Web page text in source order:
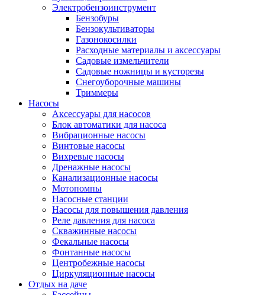
Электробензоинструмент
Бензобуры
Бензокультиваторы
Газонокосилки
Расходные материалы и аксессуары
Садовые измельчители
Садовые ножницы и кусторезы
Снегоуборочные машины
Триммеры
Насосы
Аксессуары для насосов
Блок автоматики для насоса
Вибрационные насосы
Винтовые насосы
Вихревые насосы
Дренажные насосы
Канализационные насосы
Мотопомпы
Насосные станции
Насосы для повышения давления
Реле давления для насоса
Скважинные насосы
Фекальные насосы
Фонтанные насосы
Центробежные насосы
Циркуляционные насосы
Отдых на даче